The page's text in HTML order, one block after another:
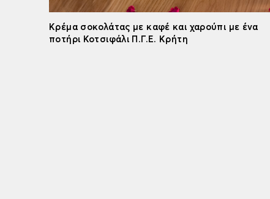
Κρέμα σοκολάτας με καφέ και χαρούπι με ένα
ποτήρι Κοτσιφάλι Π.Γ.Ε. Κρήτη